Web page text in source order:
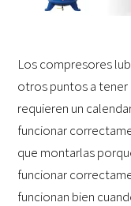
Los compresores
otros puntos a tener
requieren un
funcionar
que montarlas
funcionar
funcionan bien